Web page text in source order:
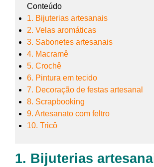
Conteúdo
1. Bijuterias artesanais
2. Velas aromáticas
3. Sabonetes artesanais
4. Macramê
5. Crochê
6. Pintura em tecido
7. Decoração de festas artesanal
8. Scrapbooking
9. Artesanato com feltro
10. Tricô
1. Bijuterias